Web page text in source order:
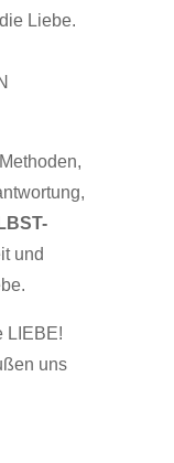
Liebe.
und
LIEBE!
uns